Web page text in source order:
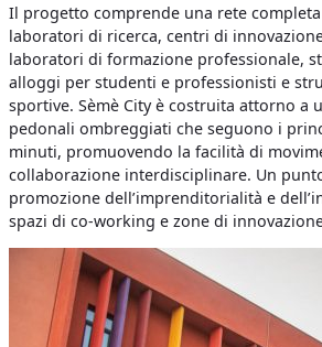
Il progetto comprende una rete
laboratori di ricerca, centri di
laboratori di formazione professionale,
alloggi per studenti e professionisti e
sportive. Sèmè City è costruita attorno a
pedonali ombreggiati che seguono i
minuti, promuovendo la facilità di
collaborazione interdisciplinare. Un
promozione dell’imprenditorialità e
spazi di co-working e zone di